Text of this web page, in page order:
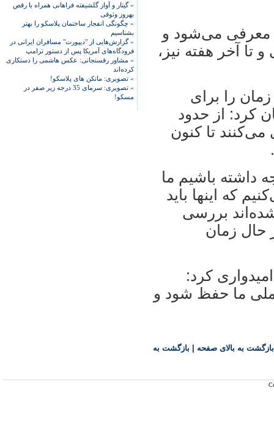
»گیتار و آواز گلشیفته فراهانی همراه با رقص
بهروز وثوقی
» چگونگی انفجار ساختمان پلاسکو را بهتر
بشناسیم
»گزارش‌هایی از "دیپورت" مسافران ایرانی در
فرودگاه‌های آمریکا پس از دستور ترامپ
» مشاور رفسنجانی: عکس هاشمی را دستکاری
کرده‌اند
» تصویری: مانکن های پلاسکو!
»
تصویری: سرمای 35 درجه زیر صفر در
مسکو!
معرفی می‌شود و
تا آخر هفته نيز،
زمان را برای
کرد: از حدود
می‌کنند تا کنون
داشته باشيم ما
می‌کنيم که اينها بايد
شده‌اند بررسی
حال زمان
کرد:
ملی ما حفظ شود و
بازگشت به بالای صفحه بازگشت به